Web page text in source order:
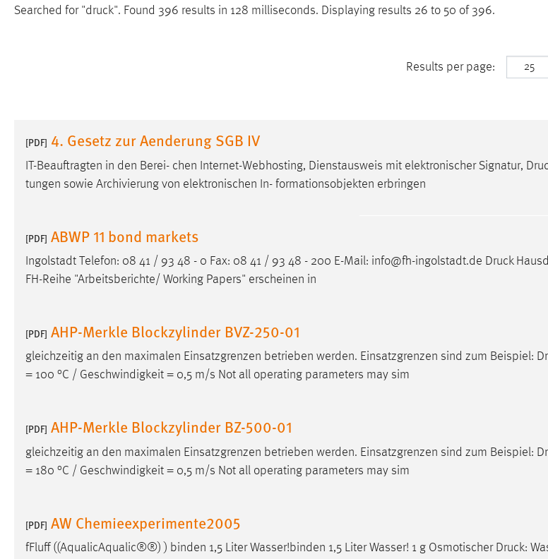
Searched for "druck". Found 396 results in 128 milliseconds. Displaying results 26 to 50 of 396.
Results per page:
[PDF] 4. Gesetz zur Aenderung SGB IV
IT-Beauftragten in den Berei- chen Internet-Webhosting, Dienstausweis mit elektronischer Signatur,
tungen sowie Archivierung von elektronischen In- formationsobjekten erbringen
[PDF] ABWP 11 bond markets
Ingolstadt Telefon: 08 41 / 93 48 - 0 Fax: 08 41 / 93 48 - 200 E-Mail: info@fh-ingolstadt.de Druck
FH-Reihe "Arbeitsberichte/ Working Papers" erscheinen in
[PDF] AHP-Merkle Blockzylinder BVZ-250-01
gleichzeitig an den maximalen Einsatzgrenzen betrieben werden. Einsatzgrenzen sind zum Beispiel:
= 100 °C / Geschwindigkeit = 0,5 m/s Not all operating parameters may sim
[PDF] AHP-Merkle Blockzylinder BZ-500-01
gleichzeitig an den maximalen Einsatzgrenzen betrieben werden. Einsatzgrenzen sind zum Beispiel:
= 180 °C / Geschwindigkeit = 0,5 m/s Not all operating parameters may sim
[PDF] AW Chemieexperimente2005
fFluff ((AqualicAqualic®®) ) binden 1,5 Liter Wasser!binden 1,5 Liter Wasser! 1 g Osmotischer Druck: